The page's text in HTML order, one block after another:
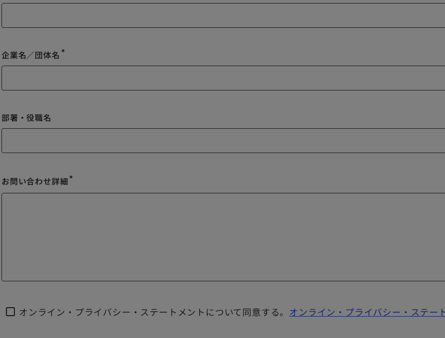
企業名／団体名 emergency
部署・役職名
お問い合わせ詳細 emergency
オンライン・プライバシー・ステートメントについて同意する。 オンライン・プライバシー・ステー